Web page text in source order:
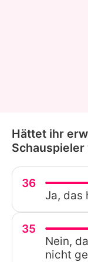
Hättet ihr
36
Ja, das
35
Nein,
nicht